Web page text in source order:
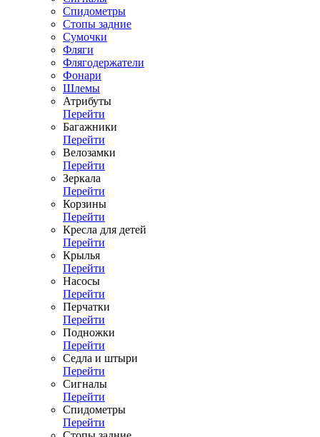
Спидометры
Стопы задние
Сумочки
Фляги
Флягодержатели
Фонари
Шлемы
Атрибуты
Перейти
Багажники
Перейти
Велозамки
Перейти
Зеркала
Перейти
Корзины
Перейти
Кресла для детей
Перейти
Крылья
Перейти
Насосы
Перейти
Перчатки
Перейти
Подножки
Перейти
Седла и штыри
Перейти
Сигналы
Перейти
Спидометры
Перейти